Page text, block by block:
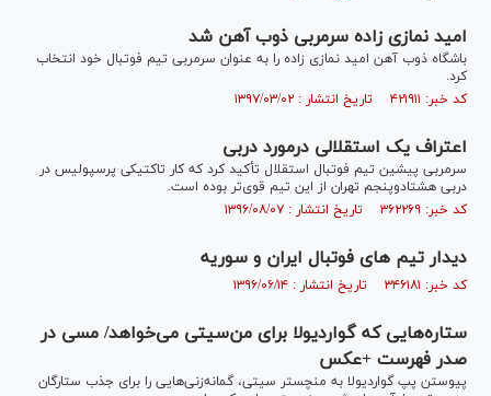
امید نمازی زاده سرمربی ذوب آهن شد
باشگاه ذوب آهن امید نمازی زاده را به عنوان سرمربی تیم فوتبال خود انتخاب
کرد.
کد خبر: ۴۲۱۹۱۱ تاریخ انتشار : ۱۳۹۷/۰۳/۰۲
اعتراف یک استقلالی درمورد دربی
سرمربی پیشین تیم فوتبال استقلال تأکید کرد که کار تاکتیکی پرسپولیس در
دربی هشتادوپنجم تهران از این تیم قوی‌تر بوده است.
کد خبر: ۳۶۲۲۶۹ تاریخ انتشار : ۱۳۹۶/۰۸/۰۷
دیدار تیم های فوتبال ایران و سوریه
کد خبر: ۳۴۶۱۸۱ تاریخ انتشار : ۱۳۹۶/۰۶/۱۴
ستاره‌هایی که گواردیولا برای من‌سیتی می‌خواهد/ مسی در
صدر فهرست +عکس
پیوستن پپ گواردیولا به منچستر سیتی، گمانه‌زنی‌هایی را برای جذب ستارگان